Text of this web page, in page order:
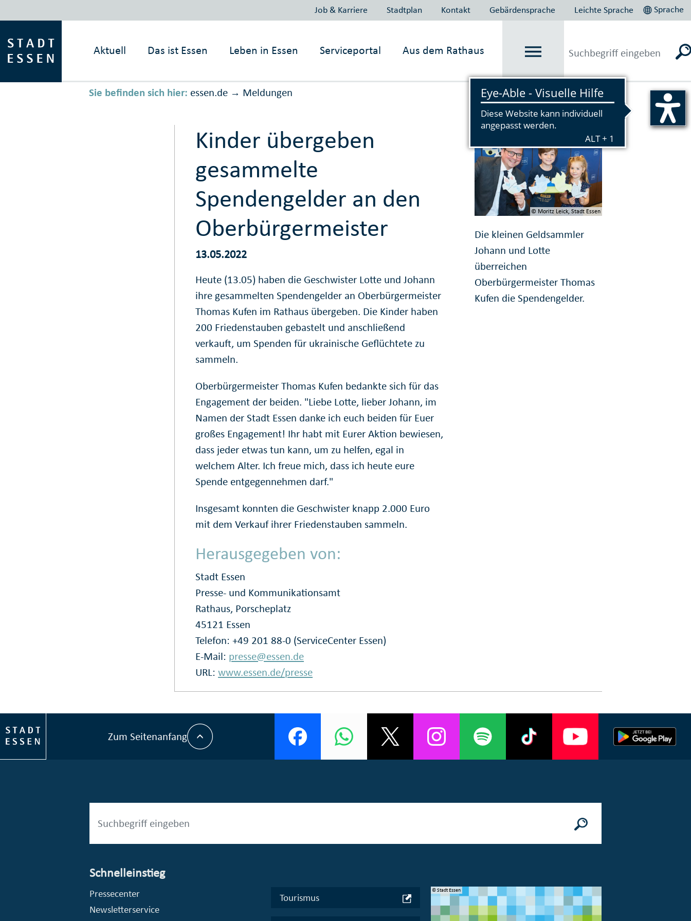
Job & Karriere Stadtplan Kontakt Gebärdensprache Leichte Sprache Sprache
Aktuell Das ist Essen Leben in Essen Serviceportal Aus dem Rathaus
Sie befinden sich hier: essen.de → Meldungen Vorlesen
Kinder übergeben
gesammelte
Spendengelder an den
Oberbürgermeister
13.05.2022
Heute (13.05) haben die Geschwister Lotte und Johann
ihre gesammelten Spendengelder an Oberbürgermeister
Thomas Kufen im Rathaus übergeben. Die Kinder haben
200 Friedenstauben gebastelt und anschließend
verkauft, um Spenden für ukrainische Geflüchtete zu
sammeln.
Oberbürgermeister Thomas Kufen bedankte sich für das
Engagement der beiden. "Liebe Lotte, lieber Johann, im
Namen der Stadt Essen danke ich euch beiden für Euer
großes Engagement! Ihr habt mit Eurer Aktion bewiesen,
dass jeder etwas tun kann, um zu helfen, egal in
welchem Alter. Ich freue mich, dass ich heute eure
Spende entgegennehmen darf."
Insgesamt konnten die Geschwister knapp 2.000 Euro
mit dem Verkauf ihrer Friedenstauben sammeln.
Herausgegeben von:
Stadt Essen
Presse- und Kommunikationsamt
Rathaus, Porscheplatz
45121 Essen
Telefon: +49 201 88-0 (ServiceCenter Essen)
E-Mail: presse@essen.de
URL:www.essen.de/presse
© Moritz Leick, Stadt Essen
Die kleinen Geldsammler
Johann und Lotte
überreichen
Oberbürgermeister Thomas
Kufen die Spendengelder.
Zum Seitenanfang
Schnelleinstieg
Pressecenter
Newsletterservice
Tourismus
© Stadt Essen, Presse- und Kommunikationsamt © Stadt Essen